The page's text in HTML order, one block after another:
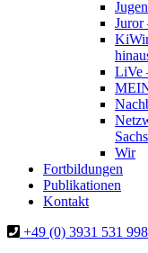
Juror
LiVe
Wir
Fortbildungen
Publikationen
Kontakt
+49 (0) 3931 531